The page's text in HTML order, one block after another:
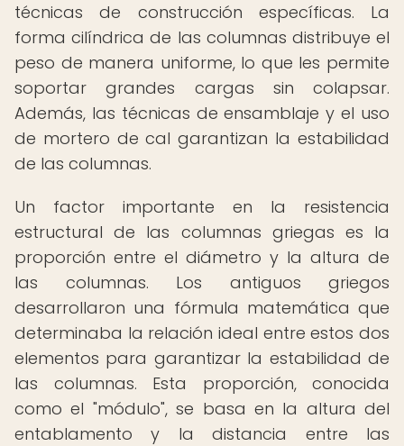
técnicas de construcción específicas. La
forma cilíndrica de las columnas distribuye el
peso de manera uniforme, lo que les permite
soportar grandes cargas sin colapsar.
Además, las técnicas de ensamblaje y el uso
de mortero de cal garantizan la estabilidad
de las columnas.
Un factor importante en la resistencia
estructural de las columnas griegas es la
proporción entre el diámetro y la altura de
las columnas. Los antiguos griegos
desarrollaron una fórmula matemática que
determinaba la relación ideal entre estos dos
elementos para garantizar la estabilidad de
las columnas. Esta proporción, conocida
como el "módulo", se basa en la altura del
entablamento y la distancia entre las